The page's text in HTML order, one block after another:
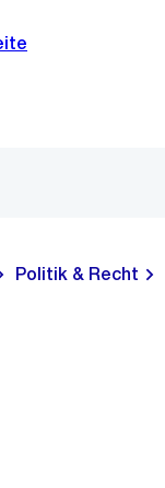
Politik & Recht